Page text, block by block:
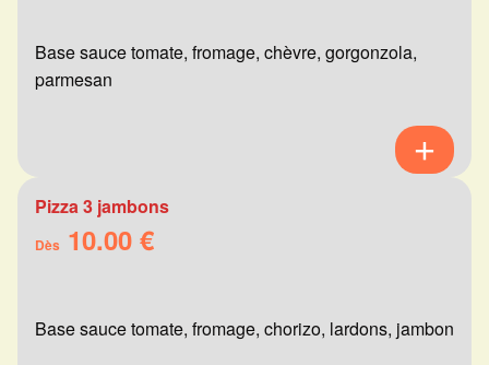
Base sauce tomate, fromage, chèvre, gorgonzola,
parmesan
Pizza 3 jambons
Dès 10.00 €
Base sauce tomate, fromage, chorizo, lardons, jambon